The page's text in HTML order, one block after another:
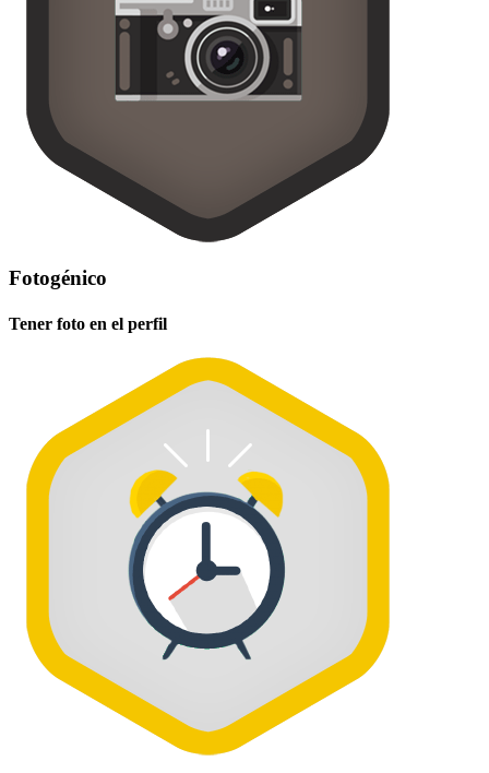
Fotogénico
Tener foto en el perfil